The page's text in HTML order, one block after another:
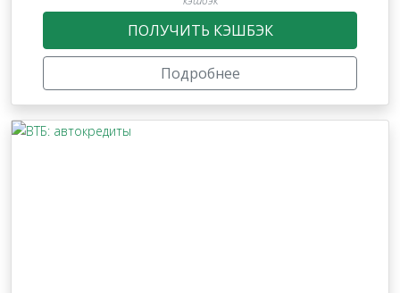
ПОЛУЧИТЬ КЭШБЭК
Подробнее